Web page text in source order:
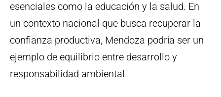
esenciales como la educación y la salud. En
un contexto nacional que busca recuperar la
confianza productiva, Mendoza podría ser un
ejemplo de equilibrio entre desarrollo y
responsabilidad ambiental.